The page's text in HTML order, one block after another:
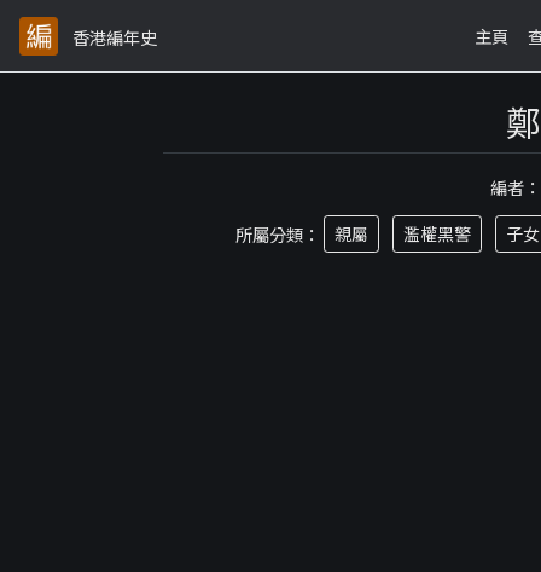
香港編年史 主頁
編者
所屬分類：
親屬 濫權黑警 子女